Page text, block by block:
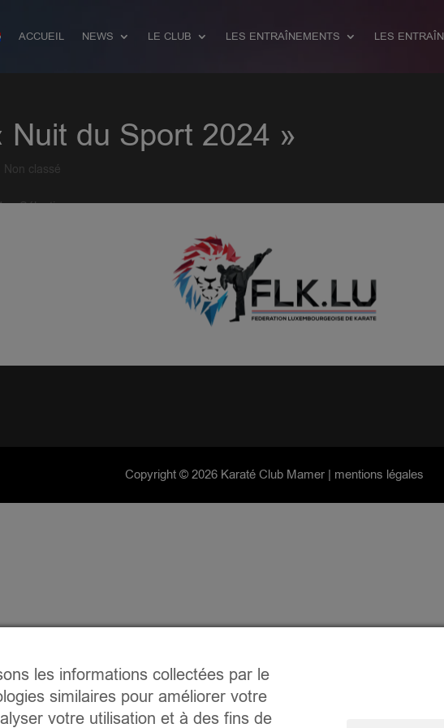
ACCUEIL NEWS LE CLUB LES ENTRAÎNEMENTS LES
Nuit du Sport 2024 »
Non classé
». Sélectionner pour...
Copyright © 2026 Karaté Club Mamer | mentions légales
les informations collectées par le
similaires pour améliorer votre
votre utilisation et à des fins de